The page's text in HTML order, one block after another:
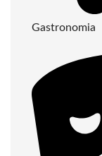
Gastronomia